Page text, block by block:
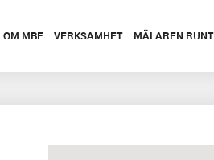
OM MBF VERKSAMHET MÄLAREN RUNT